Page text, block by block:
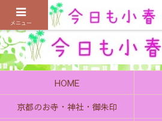
京都の町で歴史を楽しむ、そんなゆった
HOME
京都のお寺・神社・御朱印
メニュー